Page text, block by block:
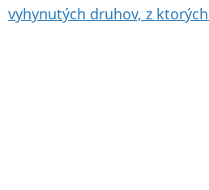
vyhynutých druhov, z